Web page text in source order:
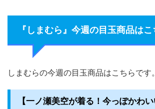
『しまむら』今週の目玉商品はこ
しまむらの今週の目玉商品はこちらです。
【一ノ瀬美空が着る！今っぽかわ